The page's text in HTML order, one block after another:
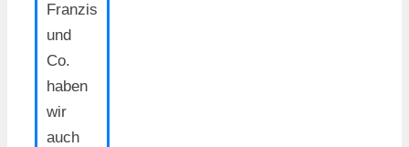
Franzis
und
Co.
haben
wir
auch